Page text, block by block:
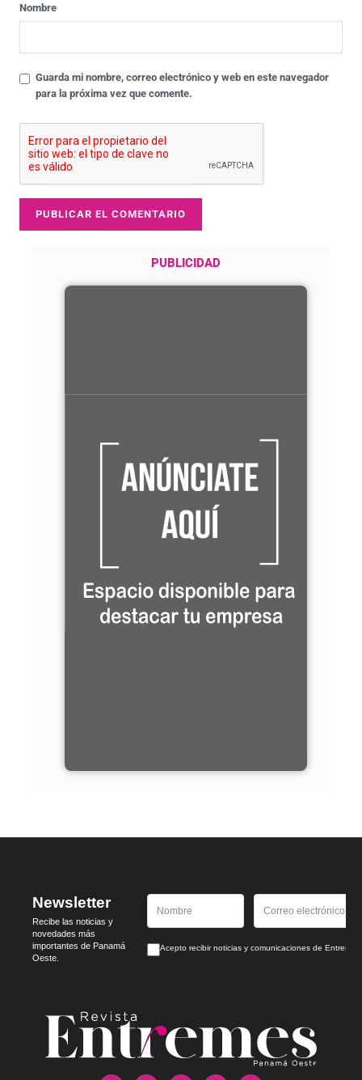
Nombre
Guarda mi nombre, correo electrónico y web en este navegador
para la próxima vez que comente.
PUBLICIDAD
Newsletter
Recibe las noticias y
novedades más
importantes de Panamá
Oeste.
Acepto recibir noticias y comunicaciones de